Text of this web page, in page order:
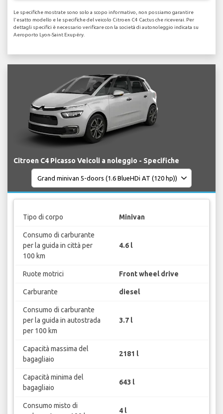
Le specifiche mostrate sono solo a scopo informativo, non possiamo garantire
l'esatto modello e le specifiche del veicolo Citroen C4 Cactus che riceverai. Per
dettagli specifici è necessario verificare con la società di autonoleggio indicata su
Aeroporto Lyon-Saint Exupéry.
Citroen C4 Picasso Veicoli a noleggio - Specifiche
Tipo di corpo Minivan
Consumo di carburante
per la guida in città per
100 km
4.6 l
Ruote motrici Front wheel drive
Carburante diesel
Consumo di carburante
per la guida in autostrada
per 100 km
3.7 l
Capacità massima del
bagagliaio
2181 l
Capacità minima del
bagagliaio
643 l
Consumo misto di
4 l